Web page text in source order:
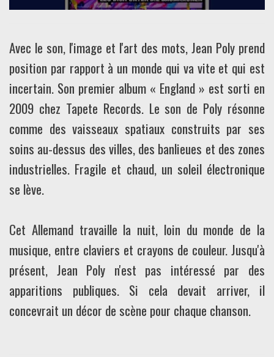
Avec le son, l'image et l'art des mots, Jean Poly prend
position par rapport à un monde qui va vite et qui est
incertain. Son premier album « England » est sorti en
2009 chez Tapete Records. Le son de Poly résonne
comme des vaisseaux spatiaux construits par ses
soins au-dessus des villes, des banlieues et des zones
industrielles. Fragile et chaud, un soleil électronique
se lève.
Cet Allemand travaille la nuit, loin du monde de la
musique, entre claviers et crayons de couleur. Jusqu'à
présent, Jean Poly n'est pas intéressé par des
apparitions publiques. Si cela devait arriver, il
concevrait un décor de scène pour chaque chanson.